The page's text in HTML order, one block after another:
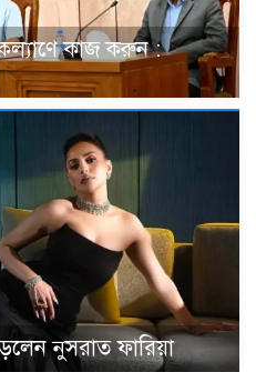
কাজ করুন :
নুসরাত ফারিয়া